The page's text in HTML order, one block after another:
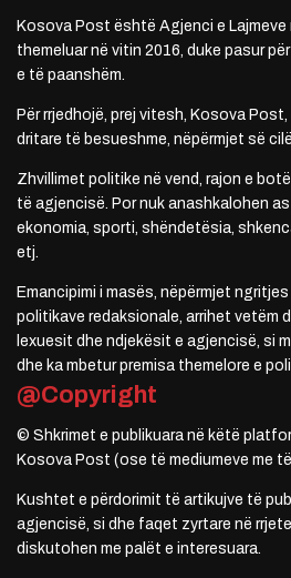
Kosova Post është Agjenci e Lajmeve
themeluar në vitin 2016, duke pasur
e të paanshëm.
Për rrjedhojë, prej vitesh, Kosova
dritare të besueshme, nëpërmjet së
Zhvillimet politike në vend, rajon e
të agjencisë. Por nuk anashkalohen
ekonomia, sporti, shëndetësia,
etj.
Emancipimi i masës, nëpërmjet
politikave redaksionale, arrihet vetëm
lexuesit dhe ndjekësit e agjencisë, si
dhe ka mbetur premisa themelore e
@Copyright
© Shkrimet e publikuara në këtë
Kosova Post (ose të mediumeve me
Kushtet e përdorimit të artikujve të
agjencisë, si dhe faqet zyrtare në
diskutohen me palët e interesuara.